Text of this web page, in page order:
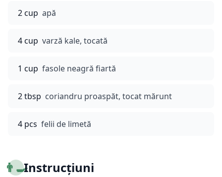
2 cup apă
4 cup varză kale, tocată
1 cup fasole neagră fiartă
2 tbsp coriandru proaspăt, tocat mărunt
4 pcs felii de limetă
👨‍🍳Instrucțiuni